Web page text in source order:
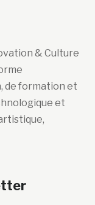
& Culture
de formation et
et